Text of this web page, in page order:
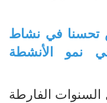
تحسنا في نشاط
في نمو الأنشطة
السنوات الفارطة